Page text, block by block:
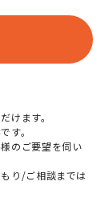
けます。
す。
のご要望を伺い
り/ご相談までは